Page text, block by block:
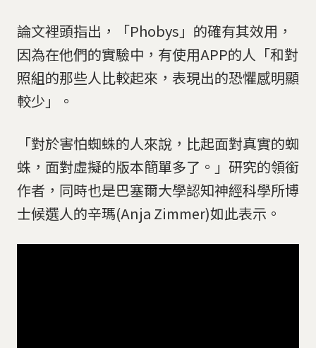
論文裡頭指出，「Phobys」的確有其效用，
因為在他們的實驗中，有使用APP的人「和對
照組的那些人比較起來，表現出的恐懼感明顯
較少」。
「對於害怕蜘蛛的人來說，比起面對真實的蜘
蛛，面對虛擬的版本簡單多了。」研究的領銜
作者，同時也是巴塞爾大學認知神經科學所博
士候選人的辛瑪(Anja Zimmer)如此表示。